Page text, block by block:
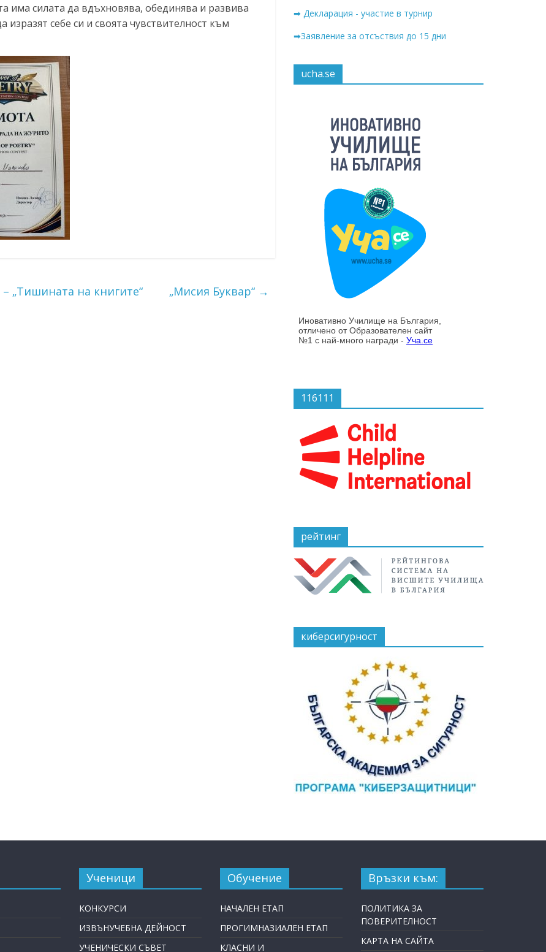
има силата да вдъхновява, обединява и развива
себе си и своята чувствителност към
„Тишината на книгите“ „Мисия Буквар“ →
➡ Декларация - участие в турнир
➡Заявление за отсъствия до 15 дни
ucha.se
116111
рейтинг
киберсигурност
Ученици
КОНКУРСИ
ИЗВЪНУЧЕБНА ДЕЙНОСТ
УЧЕНИЧЕСКИ СЪВЕТ
Обучение
НАЧАЛЕН ЕТАП
ПРОГИМНАЗИАЛЕН ЕТАП
КЛАСНИ И
Връзки към:
ПОЛИТИКА ЗА
ПОВЕРИТЕЛНОСТ
КАРТА НА САЙТА